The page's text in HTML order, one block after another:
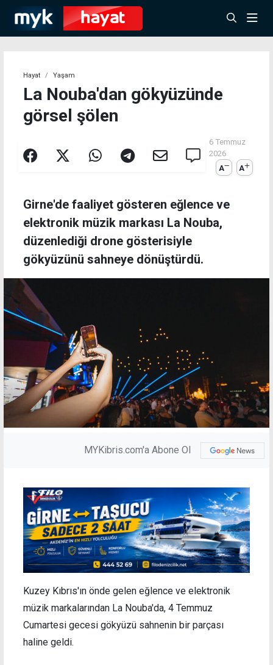
Hayat Yaşam
La Nouba'dan gökyüzünde
görsel şölen
6 Temmuz
2026
A
A
Girne'de faaliyet gösteren eğlence ve
elektronik müzik markası La Nouba,
düzenlediği drone gösterisiyle
gökyüzünü sahneye dönüştürdü.
MYKibris.com'a Abone Ol
Kuzey Kıbrıs'ın önde gelen eğlence ve elektronik
müzik markalarından La Nouba'da, 4 Temmuz
Cumartesi gecesi gökyüzü sahnenin bir parçası
haline geldi.